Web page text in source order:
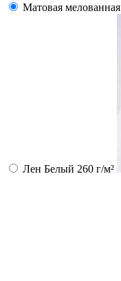
Матовая
Лен Белый 260 г/м²